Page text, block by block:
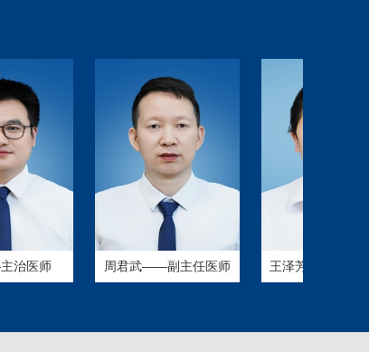
医师 周君武——副主任医师 王泽芳——科室主任